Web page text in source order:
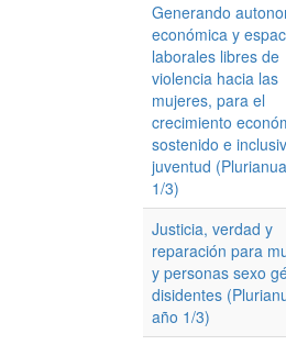
Generando
económica y
laborales libres de
violencia hacia las
mujeres, para el
crecimiento
sostenido e
juventud
1/3)
Justicia, verdad y
reparación para
y personas sexo
disidentes
año 1/3)